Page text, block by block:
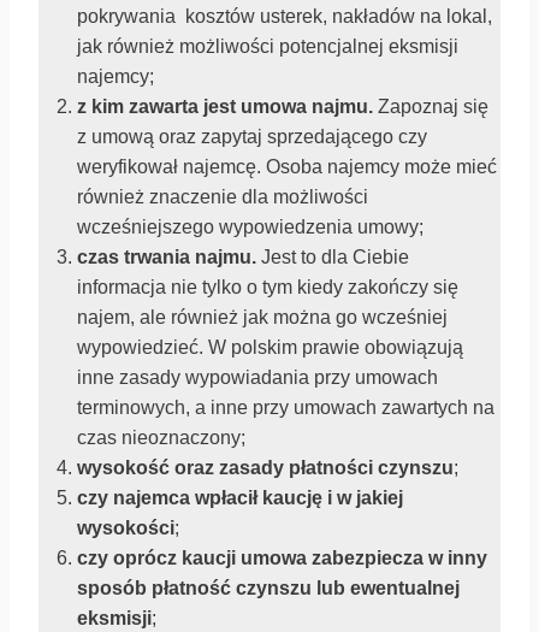
pokrywania kosztów usterek, nakładów na lokal,
jak również możliwości potencjalnej eksmisji
najemcy;
z kim zawarta jest umowa najmu. Zapoznaj się
z umową oraz zapytaj sprzedającego czy
weryfikował najemcę. Osoba najemcy może mieć
również znaczenie dla możliwości
wcześniejszego wypowiedzenia umowy;
czas trwania najmu. Jest to dla Ciebie
informacja nie tylko o tym kiedy zakończy się
najem, ale również jak można go wcześniej
wypowiedzieć. W polskim prawie obowiązują
inne zasady wypowiadania przy umowach
terminowych, a inne przy umowach zawartych na
czas nieoznaczony;
wysokość oraz zasady płatności czynszu;
czy najemca wpłacił kaucję i w jakiej
wysokości;
czy oprócz kaucji umowa zabezpiecza w inny
sposób płatność czynszu lub ewentualnej
eksmisji;